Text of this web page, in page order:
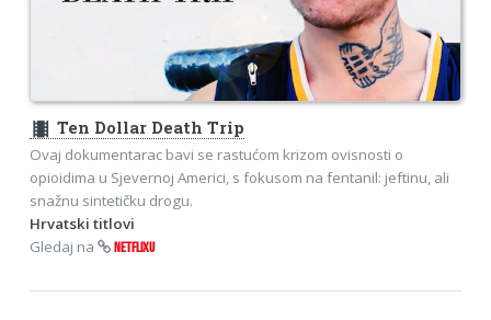
theaters Ten Dollar Death Trip
Ovaj dokumentarac bavi se rastućom krizom ovisnosti o
opioidima u Sjevernoj Americi, s fokusom na fentanil: jeftinu, ali
snažnu sintetičku drogu.
Hrvatski titlovi
Gledaj na
NETFLIXU